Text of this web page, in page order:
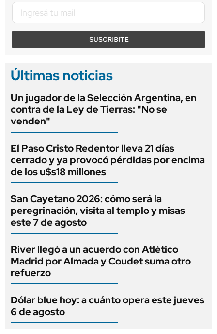
SUSCRIBITE
Últimas noticias
Un jugador de la Selección Argentina, en
contra de la Ley de Tierras: "No se
venden"
El Paso Cristo Redentor lleva 21 días
cerrado y ya provocó pérdidas por encima
de los u$s18 millones
San Cayetano 2026: cómo será la
peregrinación, visita al templo y misas
este 7 de agosto
River llegó a un acuerdo con Atlético
Madrid por Almada y Coudet suma otro
refuerzo
Dólar blue hoy: a cuánto opera este jueves
6 de agosto